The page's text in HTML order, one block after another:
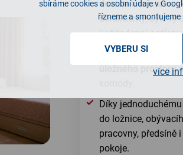
sbíráme cookies a osobní údaje v
řízneme a
VYBERU SI
více
dostatek místana
dokumenty, bytový
každodenní potřeby.
Hloubka 43 cm
úložného prostoru
Díky
do ložnice,
pracovny, předsíně
pokoje.